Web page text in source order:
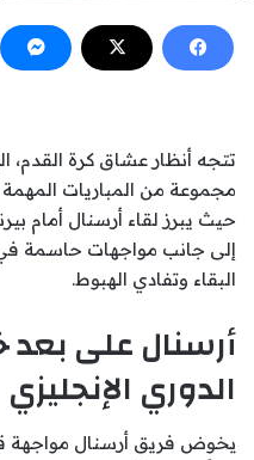
مجموعة من المباريات المهمة
حيث يبرز لقاء أرسنال أمام
إلى جانب مواجهات حاسمة
البقاء وتفادي الهبوط.
أرسنال على
الدوري الإنجليزي
يخوض فريق أرسنال مواجهة